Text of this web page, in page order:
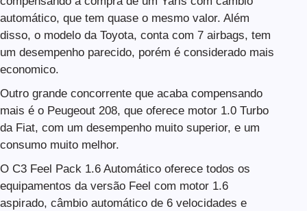
automático, que tem quase o mesmo valor. Além
disso, o modelo da Toyota, conta com 7 airbags, tem
um desempenho parecido, porém é considerado mais
economico.
Outro grande concorrente que acaba compensando
mais é o Peugeout 208, que oferece motor 1.0 Turbo
da Fiat, com um desempenho muito superior, e um
consumo muito melhor.
O C3 Feel Pack 1.6 Automático oferece todos os
equipamentos da versão Feel com motor 1.6
aspirado, câmbio automático de 6 velocidades e